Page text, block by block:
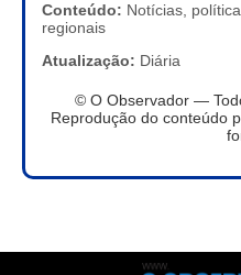
Conteúdo: Notícias,
regionais
Atualização: Diária
© O Observador —
Reprodução do conteúdo